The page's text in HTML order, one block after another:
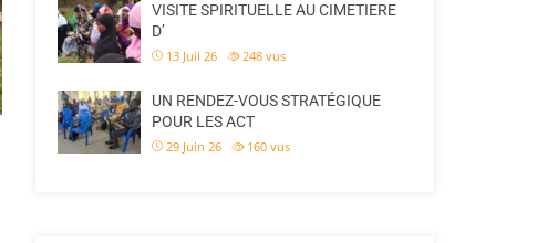
VISITE SPIRITUELLE AU CIMETIERE
D’
13 Juil 26 248 vus
UN RENDEZ-VOUS STRATÉGIQUE
POUR LES ACT
29 Juin 26 160 vus